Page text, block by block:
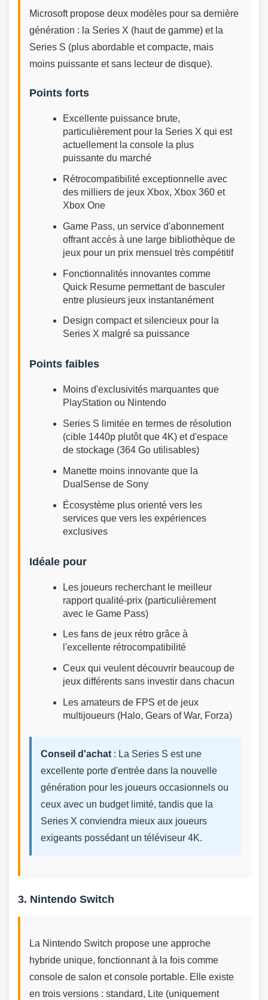
Microsoft propose deux modèles pour sa dernière
génération : la Series X (haut de gamme) et la
Series S (plus abordable et compacte, mais
moins puissante et sans lecteur de disque).
Points forts
Excellente puissance brute,
particulièrement pour la Series X qui est
actuellement la console la plus
puissante du marché
Rétrocompatibilité exceptionnelle avec
des milliers de jeux Xbox, Xbox 360 et
Xbox One
Game Pass, un service d'abonnement
offrant accès à une large bibliothèque de
jeux pour un prix mensuel très compétitif
Fonctionnalités innovantes comme
Quick Resume permettant de basculer
entre plusieurs jeux instantanément
Design compact et silencieux pour la
Series X malgré sa puissance
Points faibles
Moins d'exclusivités marquantes que
PlayStation ou Nintendo
Series S limitée en termes de résolution
(cible 1440p plutôt que 4K) et d'espace
de stockage (364 Go utilisables)
Manette moins innovante que la
DualSense de Sony
Écosystème plus orienté vers les
services que vers les expériences
exclusives
Idéale pour
Les joueurs recherchant le meilleur
rapport qualité-prix (particulièrement
avec le Game Pass)
Les fans de jeux rétro grâce à
l'excellente rétrocompatibilité
Ceux qui veulent découvrir beaucoup de
jeux différents sans investir dans chacun
Les amateurs de FPS et de jeux
multijoueurs (Halo, Gears of War, Forza)
Conseil d'achat : La Series S est une
excellente porte d'entrée dans la nouvelle
génération pour les joueurs occasionnels ou
ceux avec un budget limité, tandis que la
Series X conviendra mieux aux joueurs
exigeants possédant un téléviseur 4K.
3. Nintendo Switch
La Nintendo Switch propose une approche
hybride unique, fonctionnant à la fois comme
console de salon et console portable. Elle existe
en trois versions : standard, Lite (uniquement